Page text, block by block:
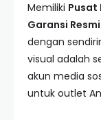
Memiliki Pusat
Garansi Resmi
dengan
visual adalah
akun media
untuk outlet